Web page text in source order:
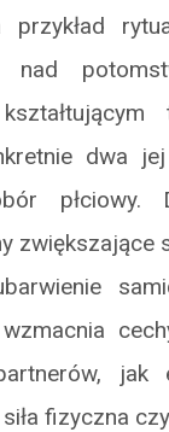
przykład
nad
dwa
płciowy.
zwiększające
jak
fizyczna